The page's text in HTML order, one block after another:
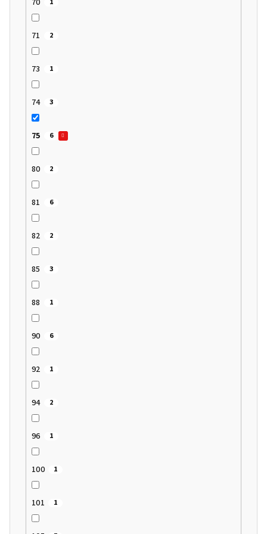
71 2
73 1
74 3
75 6
80 2
81 6
82 2
85 3
88 1
90 6
92 1
94 2
96 1
100 1
101 1